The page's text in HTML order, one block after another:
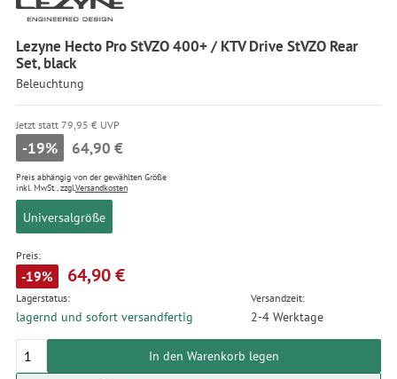
Lezyne Hecto Pro StVZO 400+ / KTV Drive StVZO Rear
Set, black
Beleuchtung
Jetzt statt 79,95 € UVP
-19% 64,90 €
Preis abhängig von der gewählten Größe
inkl. MwSt., zzgl.Versandkosten
Universalgröße
Preis:
-19% 64,90 €
Lagerstatus:
lagernd und sofort versandfertig
Versandzeit:
2-4 Werktage
In den Warenkorb legen